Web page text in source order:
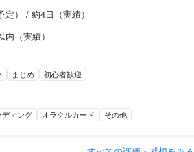
定） / 約4日（実績）
内（実績）
まじめ 初心者歓迎
ディング オラクルカード その他